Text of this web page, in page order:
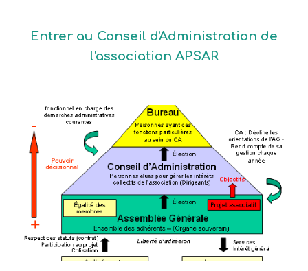
Entrer au Conseil d'Administration de
l'association APSAR